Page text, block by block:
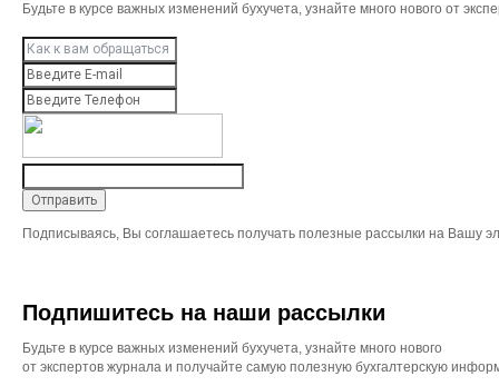
Будьте в курсе важных изменений бухучета, узнайте много нового от
Подписываясь, Вы соглашаетесь получать полезные рассылки на Вашу
Подпишитесь на наши рассылки
Будьте в курсе важных изменений бухучета, узнайте много нового
от экспертов журнала и получайте самую полезную бухгалтерскую